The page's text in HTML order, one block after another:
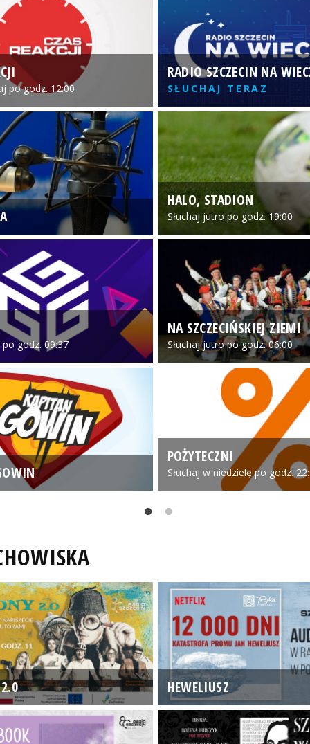
po godz. 12:00
RADIO SZCZECIN NA
SŁUCHAJ TERAZ
HALO, STADION
Słuchaj jutro po godz. 19:00
godz. 09:37
NA SZCZECIŃSKIEJ ZIEMI
Słuchaj jutro po godz. 06:00
POŻYTECZNI
Słuchaj w niedzielę po godz.
HEWELIUSZ